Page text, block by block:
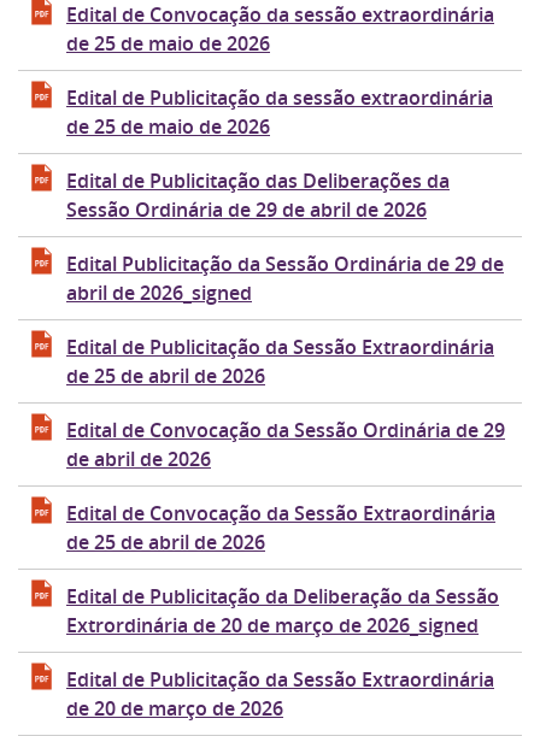
Edital de Convocação da sessão extraordinária
de 25 de maio de 2026
Edital de Publicitação da sessão extraordinária
de 25 de maio de 2026
Edital de Publicitação das Deliberações da
Sessão Ordinária de 29 de abril de 2026
Edital Publicitação da Sessão Ordinária de 29 de
abril de 2026_signed
Edital de Publicitação da Sessão Extraordinária
de 25 de abril de 2026
Edital de Convocação da Sessão Ordinária de 29
de abril de 2026
Edital de Convocação da Sessão Extraordinária
de 25 de abril de 2026
Edital de Publicitação da Deliberação da Sessão
Extrordinária de 20 de março de 2026_signed
Edital de Publicitação da Sessão Extraordinária
de 20 de março de 2026